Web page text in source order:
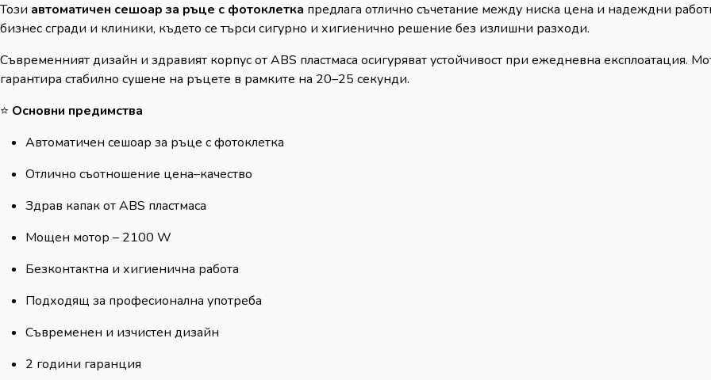
Този автоматичен сешоар за ръце с фотоклетка предлага отлично съчетание между ниска цена и надеждни
бизнес сгради и клиники, където се търси сигурно и хигиенично решение без излишни разходи.
Съвременният дизайн и здравият корпус от ABS пластмаса осигуряват устойчивост при ежедневна експлоатация.
гарантира стабилно сушене на ръцете в рамките на 20–25 секунди.
⭐ Основни предимства
Автоматичен сешоар за ръце с фотоклетка
Отлично съотношение цена–качество
Здрав капак от ABS пластмаса
Мощен мотор – 2100 W
Безконтактна и хигиенична работа
Подходящ за професионална употреба
Съвременен и изчистен дизайн
2 години гаранция